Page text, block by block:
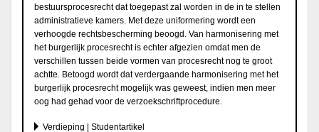
bestuursprocesrecht dat toegepast zal worden in de in te stellen
administratieve kamers. Met deze uniformering wordt een
verhoogde rechtsbescherming beoogd. Van harmonisering met
het burgerlijk procesrecht is echter afgezien omdat men de
verschillen tussen beide vormen van procesrecht nog te groot
achtte. Betoogd wordt dat verdergaande harmonisering met het
burgerlijk procesrecht mogelijk was geweest, indien men meer
oog had gehad voor de verzoekschriftprocedure.
Verdieping | Studentartikel